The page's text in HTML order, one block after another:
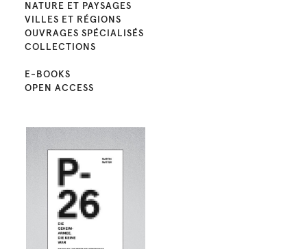
NATURE ET PAYSAGES
VILLES ET RÉGIONS
OUVRAGES SPÉCIALISÉS
COLLECTIONS
E-BOOKS
OPEN ACCESS